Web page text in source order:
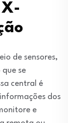
de sensores,
se
central é
dos
e